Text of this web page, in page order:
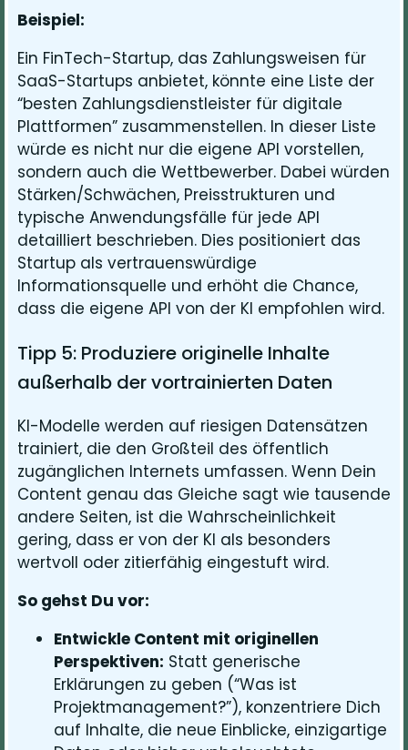
Beispiel:
Ein FinTech-Startup, das Zahlungsweisen für
SaaS-Startups anbietet, könnte eine Liste der
“besten Zahlungsdienstleister für digitale
Plattformen” zusammenstellen. In dieser Liste
würde es nicht nur die eigene API vorstellen,
sondern auch die Wettbewerber. Dabei würden
Stärken/Schwächen, Preisstrukturen und
typische Anwendungsfälle für jede API
detailliert beschrieben. Dies positioniert das
Startup als vertrauenswürdige
Informationsquelle und erhöht die Chance,
dass die eigene API von der KI empfohlen wird.
Tipp 5: Produziere originelle Inhalte
außerhalb der vortrainierten Daten
KI-Modelle werden auf riesigen Datensätzen
trainiert, die den Großteil des öffentlich
zugänglichen Internets umfassen. Wenn Dein
Content genau das Gleiche sagt wie tausende
andere Seiten, ist die Wahrscheinlichkeit
gering, dass er von der KI als besonders
wertvoll oder zitierfähig eingestuft wird.
So gehst Du vor:
Entwickle Content mit originellen
Perspektiven: Statt generische
Erklärungen zu geben (“Was ist
Projektmanagement?”), konzentriere Dich
auf Inhalte, die neue Einblicke, einzigartige